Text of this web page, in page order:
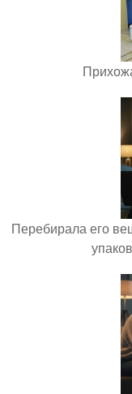
Перебирала его